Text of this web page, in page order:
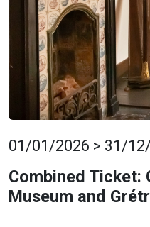
01/01/2026 > 31/
Combined Ticket:
Museum and